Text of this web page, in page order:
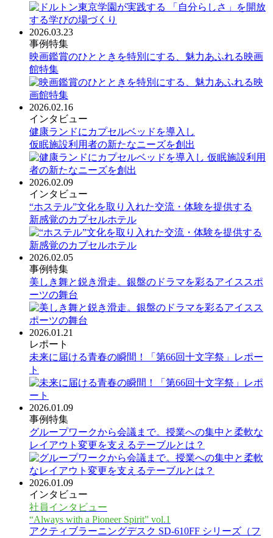
2026.03.23
事例特集
映画鑑賞のひとときを特別にする、魅力あふれる映画
館特集
2026.02.16
インタビュー
健康ランドにカプセルベッドを導入し
仮眠施設利用者の新たなニーズを創出
2026.02.09
インタビュー
“ホステル”文化を取り入れた交流・体験を提供する
新感覚のカプセルホテル
2026.02.05
事例特集
美しき舞と鋭き滑走。銀盤のドラマを彩るアイススポ
ーツの舞台
2026.01.21
レポート
未来に届ける青春の瞬間！「第66回十文字祭」レポー
ト
2026.01.09
事例特集
グループワークから会議まで。授業への集中と柔軟な
レイアウト変更を支えるテーブルとは？
2026.01.09
インタビュー
社員インタビュー
“Always with a Pioneer Spirit” vol.1
アクティブラーニングデスク SD-610FF シリーズ（フ